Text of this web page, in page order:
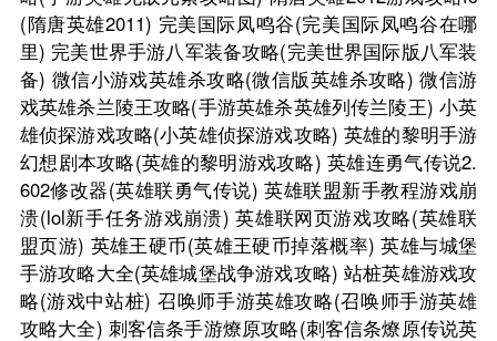
(隋唐英雄2011) 完美国际凤鸣谷(完美国际凤鸣谷在哪
里) 完美世界手游八军装备攻略(完美世界国际版八军装
备) 微信小游戏英雄杀攻略(微信版英雄杀攻略) 微信游
戏英雄杀兰陵王攻略(手游英雄杀英雄列传兰陵王) 小英
雄侦探游戏攻略(小英雄侦探游戏攻略) 英雄的黎明手游
幻想剧本攻略(英雄的黎明游戏攻略) 英雄连勇气传说2.
602修改器(英雄联勇气传说) 英雄联盟新手教程游戏崩
溃(lol新手任务游戏崩溃) 英雄联网页游戏攻略(英雄联
盟页游) 英雄王硬币(英雄王硬币掉落概率) 英雄与城堡
手游攻略大全(英雄城堡战争游戏攻略) 站桩英雄游戏攻
略(游戏中站桩) 召唤师手游英雄攻略(召唤师手游英雄
攻略大全) 刺客信条手游燎原攻略(刺客信条燎原传说英